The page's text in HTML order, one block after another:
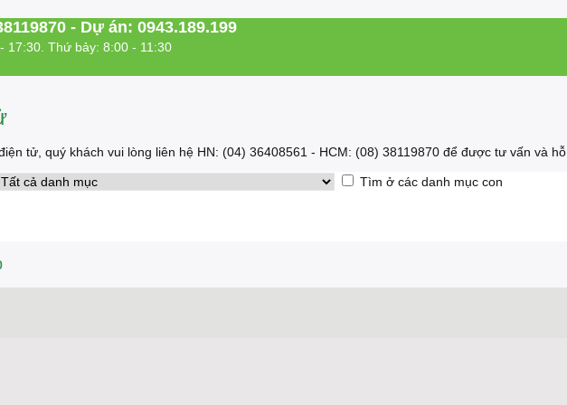
- Dự án: 0943.189.199
17:30. Thứ bảy: 8:00 - 11:30
tử, quý khách vui lòng liên hệ HN: (04) 36408561 - HCM: (08) 38119870 để được tư vấn và
Tìm ở các danh mục con